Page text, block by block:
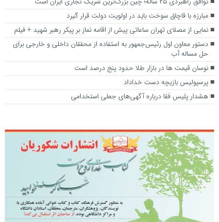
مبارزه با قاچاق سوخت باید در اولویت دولت قرار گیرد
نمایی از مصلای تهران ساعاتی پیش از اقامه نماز بر پیکر رهبر شهید + فیلم
دستور معاون اول رئیس‌جمهور به استفاده از محققان داخلی و خارجی برای
حل مساله آب
نوسان قیمت ها در بازار طلا حدود پنج درصد است
پرسپولیس بازیچه دست خداداد
هشدار پلیس فقا درباره آگهی‌های جعلی استخدامی